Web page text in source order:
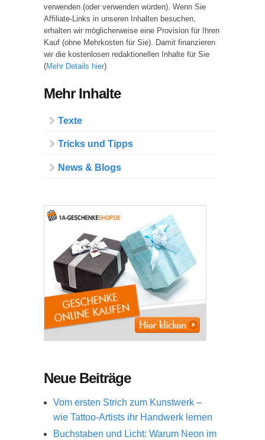
verwenden (oder verwenden würden). Wenn Sie
Affiliate-Links in unseren Inhalten besuchen,
erhalten wir möglicherweise eine Provision für Ihren
Kauf (ohne Mehrkosten für Sie). Damit finanzieren
wir die kostenlosen redaktionellen Inhalte für Sie
(Mehr Details hier)
Mehr Inhalte
Texte
Tricks und Tipps
News & Blogs
Neue Beiträge
Vom ersten Strich zum Kunstwerk –
wie Tattoo-Artists ihr Handwerk lernen
Buchstaben und Licht: Warum Neon im